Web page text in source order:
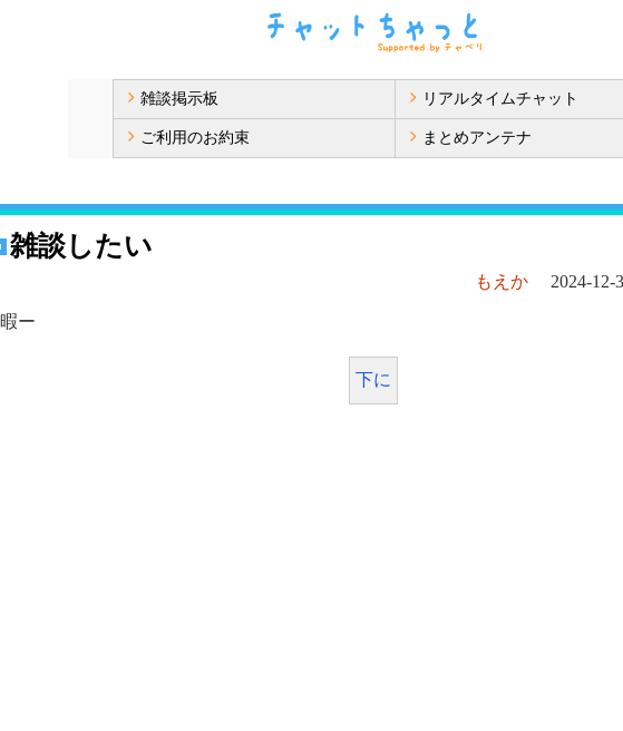
雑談掲示板 リアルタイムチャット
ご利用のお約束 まとめアンテナ
雑談したい
もえか 2024-12-
暇ー
下に